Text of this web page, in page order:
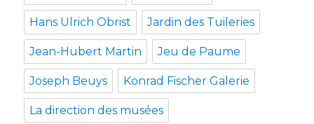
Hans Ulrich Obrist Jardin des Tuileries
Jean-Hubert Martin Jeu de Paume
Joseph Beuys Konrad Fischer Galerie
La direction des musées